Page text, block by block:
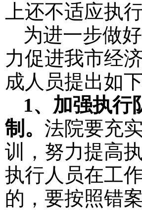
上还不适应执
为进一步做
力促进我市经
成人员提出如
1、加强执行
制。 法院要充
训，努力提高
执行人员在工
的，要按照错